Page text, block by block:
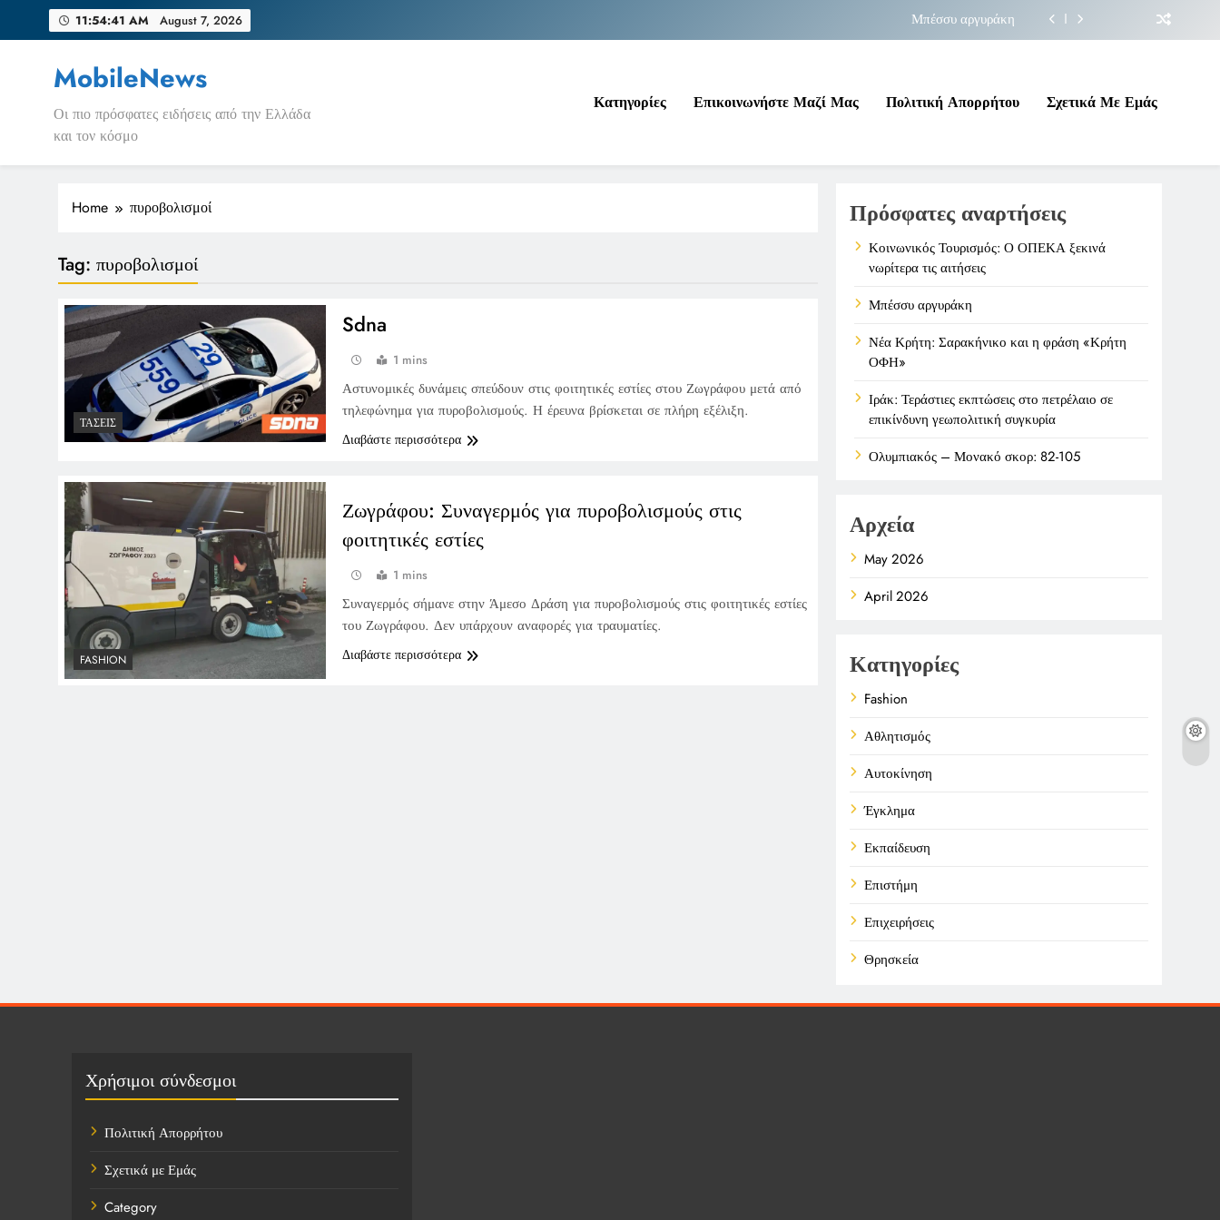
11:54:41 AM August 7, 2026
Μπέσσυ αργυράκη
Ιράκ: Τεράστιες εκπτώσεις στο πετρέλαιο σε επικίνδυνη γεωπολιτική συγκυρία
Μπέσσυ αργυράκη
Νέα Κρήτη: Σαρακήνικο και η φράση «Κρήτη ΟΦΗ»
Ιράκ: Τεράστιες εκπτώσεις στο πετρέλαιο σε επικίνδυνη γεωπολιτική συγκυρία
MobileNews
Οι πιο πρόσφατες ειδήσεις από την Ελλάδα
και τον κόσμο
Κατηγορίες Επικοινωνήστε Μαζί Μας Πολιτική Απορρήτου Σχετικά Με Εμάς
Home πυροβολισμοί
Tag: πυροβολισμοί
ΤΆΣΕΙΣ
Sdna
1 mins
Αστυνομικές δυνάμεις σπεύδουν στις φοιτητικές εστίες στου Ζωγράφου μετά από
τηλεφώνημα για πυροβολισμούς. Η έρευνα βρίσκεται σε πλήρη εξέλιξη.
Διαβάστε περισσότερα
FASHION
Ζωγράφου: Συναγερμός για πυροβολισμούς στις
φοιτητικές εστίες
1 mins
Συναγερμός σήμανε στην Άμεσο Δράση για πυροβολισμούς στις φοιτητικές εστίες
του Ζωγράφου. Δεν υπάρχουν αναφορές για τραυματίες.
Διαβάστε περισσότερα
Πρόσφατες αναρτήσεις
Κοινωνικός Τουρισμός: Ο ΟΠΕΚΑ ξεκινά
νωρίτερα τις αιτήσεις
Μπέσσυ αργυράκη
Νέα Κρήτη: Σαρακήνικο και η φράση «Κρήτη
ΟΦΗ»
Ιράκ: Τεράστιες εκπτώσεις στο πετρέλαιο σε
επικίνδυνη γεωπολιτική συγκυρία
Ολυμπιακός – Μονακό σκορ: 82-105
Αρχεία
May 2026
April 2026
Κατηγορίες
Fashion
Αθλητισμός
Αυτοκίνηση
Έγκλημα
Εκπαίδευση
Επιστήμη
Επιχειρήσεις
Θρησκεία
Χρήσιμοι σύνδεσμοι
Πολιτική Απορρήτου
Σχετικά με Εμάς
Category